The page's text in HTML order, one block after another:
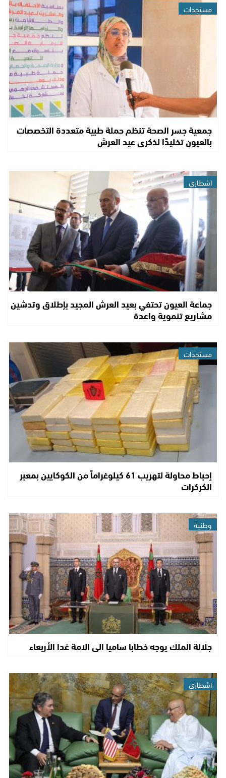
مستجدات
جمعية جسر الصحة تنظم حملة طبية متعددة التخصصات
بالعيون تخليدًا لذكرى عيد العرش
اشطاري
جماعة العيون تحتفي بعيد العرش المجيد بإطلاق وتدشين
مشاريع تنموية واعدة
مستجدات
إحباط محاولة لتهريب 61 كيلوغراماً من الكوكايين بمعبر
الكركرات
وطنية
جلالة الملك يوجه خطابا ساميا الى الامة غدا الأربعاء
اشطاري